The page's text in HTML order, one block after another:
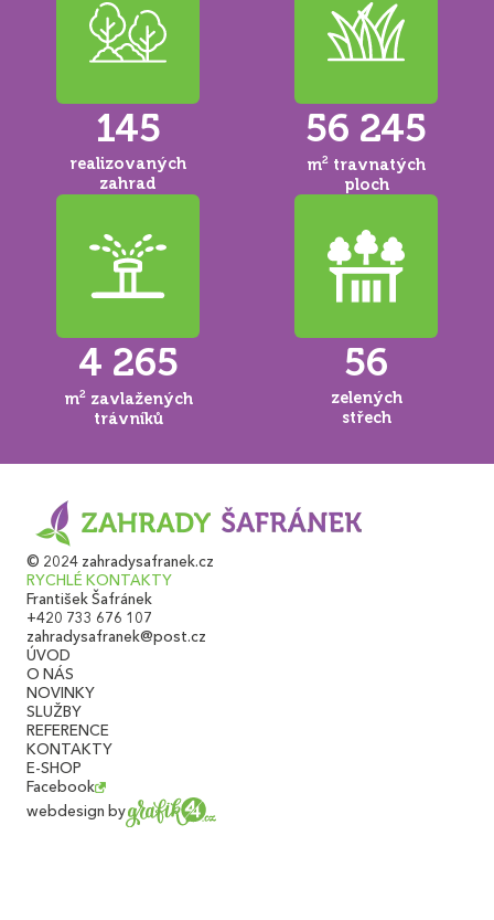
145
realizovaných
zahrad
56 245
m2 travnatých
ploch
4 265
m2zavlažených
trávníků
56
zelených
střech
© 2024 zahradysafranek.cz
RYCHLÉ KONTAKTY
František Šafránek
+420 733 676 107
zahradysafranek@post.cz
ÚVOD
O NÁS
NOVINKY
SLUŽBY
REFERENCE
KONTAKTY
E-SHOP
Facebook
webdesign by